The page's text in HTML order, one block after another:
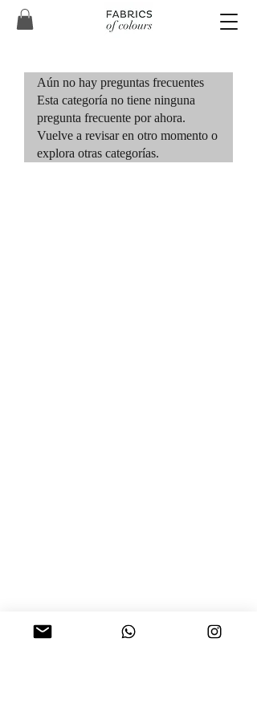
Aún no hay preguntas frecuentes
Esta categoría no tiene ninguna
pregunta frecuente por ahora.
Vuelve a revisar en otro momento o
explora otras categorías.